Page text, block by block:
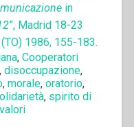
in
”, Madrid 18-23
1986, 155-183.
, Cooperatori
disoccupazione,
, morale, oratorio,
, spirito di
valori